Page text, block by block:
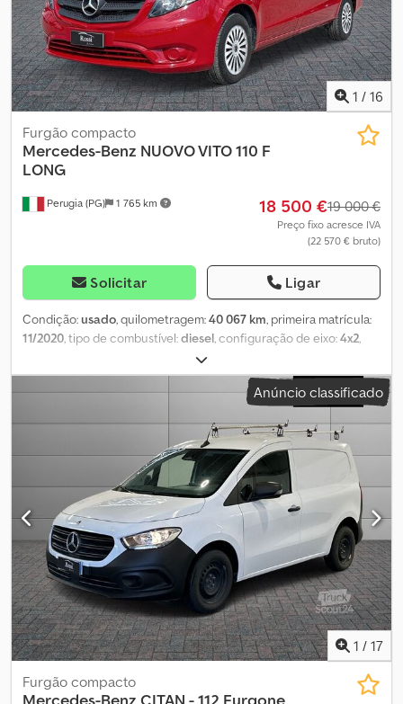
1 / 16
Perugia (PG) 1 765 km
Furgão compacto
Mercedes-Benz NUOVO VITO 110 F
LONG
18 500 €19 000 €
Preço fixo acresce IVA
(22 570 € bruto)
Solicitar Ligar
Condição:usado, quilometragem:40 067 km, primeira matrícula:
11/2020, tipo de combustível:diesel, configuração de eixo:4x2,
, tipo de engrenagem:
emissão:Euro 6, suspensão:aço, número de lugares:3,
Equipamento:ar condicionado, direção assistida, As presentes
Anúncio classificado
1 / 17
Furgão compacto